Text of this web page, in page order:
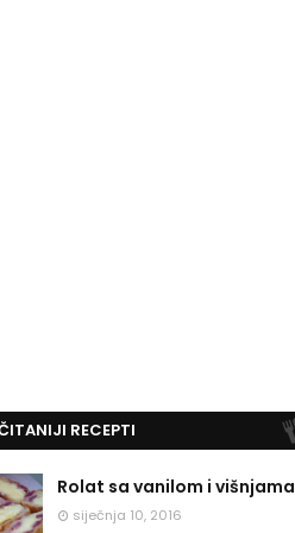
RECEPTI
Rolat sa vanilom i višnjama
siječnja 10, 2016